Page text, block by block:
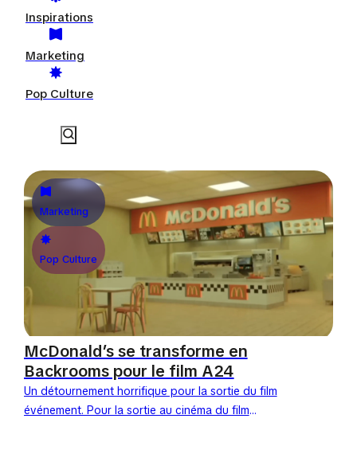
Inspirations
Marketing
Pop Culture
Marketing
Pop Culture
McDonald’s se transforme en
Backrooms pour le film A24
Un détournement horrifique pour la sortie du film
événement. Pour la sortie au cinéma du film